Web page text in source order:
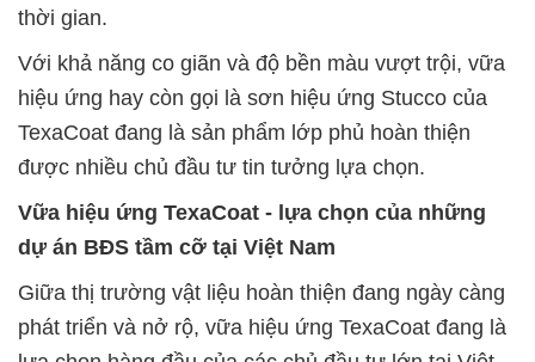
thời gian.
Với khả năng co giãn và độ bền màu vượt trội, vữa
hiệu ứng hay còn gọi là sơn hiệu ứng Stucco của
TexaCoat đang là sản phẩm lớp phủ hoàn thiện
được nhiều chủ đầu tư tin tưởng lựa chọn.
Vữa hiệu ứng TexaCoat - lựa chọn của những
dự án BĐS tầm cỡ tại Việt Nam
Giữa thị trường vật liệu hoàn thiện đang ngày càng
phát triển và nở rộ, vữa hiệu ứng TexaCoat đang là